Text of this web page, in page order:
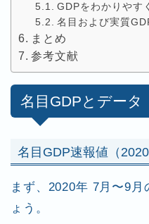
GDPをわかりやす
名目および実質
まとめ
参考文献
名目GDPとデータ
名目GDP速報値（2020
まず、2020年 7月〜9月
ょう。